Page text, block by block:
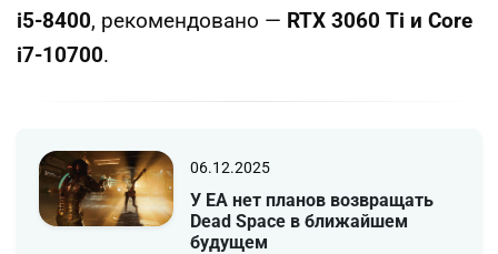
i5-8400, рекомендовано — RTX 3060 Ti и Core
i7-10700.
06.12.2025
У EA нет планов возвращать
Dead Space в ближайшем
будущем